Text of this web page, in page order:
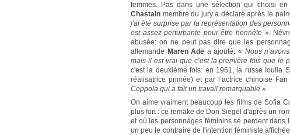
femmes. Pas dans une sélection qui choisi
Chastain membre du jury a déclaré après le
j'ai été surprise par la représentation des
est assez perturbante pour être honnête ».
abusée: on ne peut pas dire que les
allemande Maren Ade a ajouté: « Nous
mais il est vrai que c’est la première fois que le
c'est la deuxième fois: en 1961, la russe Ioulia
réalisatrice primée) et par l’actrice chinoise
Coppola qui a fait un travail remarquable ».
On aime vraiment beaucoup les films de Sofia
plus fort : ce remake de Don Siegel d'après un
et où les personnages féminins se perdent dans
un peu le contraire de l'intention féministe